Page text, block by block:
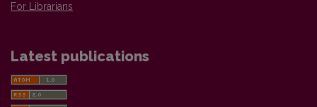
For Librarians
Latest publications